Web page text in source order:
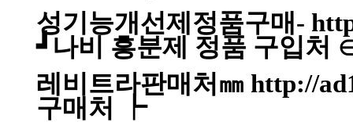
성기능개선제정품구매-
┛나비 흥분제 정품 구입처
레비트라판매처㎜ http://
구매처 ┡